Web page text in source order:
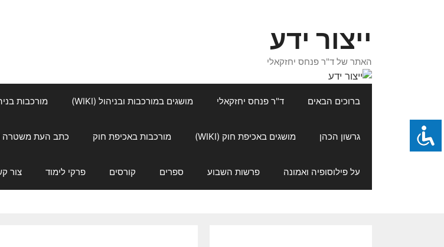
ייצור ידע
האתר של ד"ר פנחס יחזקאלי
ברוכים הבאים ד"ר פנחס יחזקאלי מושגים במורכבות ובניהול (WIKI) מורכבות
גרשון הכהן מושגים באכיפת חוק (WIKI) מורכבות באכיפת חוק כתב העת משטרה
על פילוסופיה ואמונה פרשות השבוע ספרים קורסים פרקי לימוד צור